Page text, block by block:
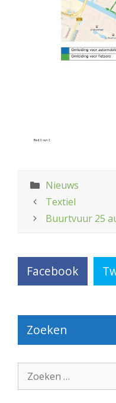
Categorieën
Nieuws
Textiel
Buurtvuur 25
Facebook
Zoeken
Zoek
naar: